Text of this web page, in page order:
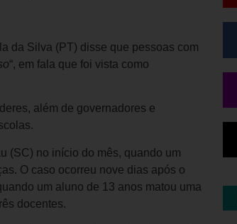
da Silva (PT) disse que pessoas com
“, em fala que foi vista como
além de governadores e
(SC) no início do mês, quando um
O caso ocorreu nove dias após o
um aluno de 13 anos matou uma
docentes.